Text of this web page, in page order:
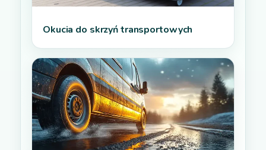
Okucia do skrzyń transportowych